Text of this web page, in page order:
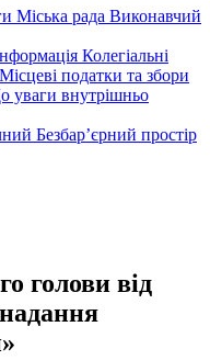
Міська рада Виконавчий
Колегіальні
Місцеві податки та збори
уваги внутрішньо
Безбар’єрний простір
голови від